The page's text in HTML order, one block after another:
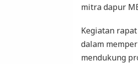
mitra dapur
Kegiatan
dalam
mendukung